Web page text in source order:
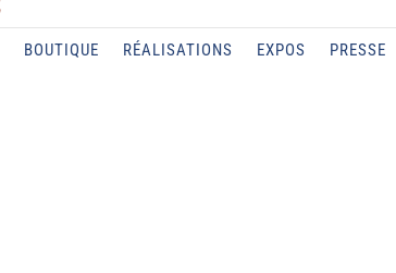
BOUTIQUE RÉALISATIONS EXPOS PRESSE